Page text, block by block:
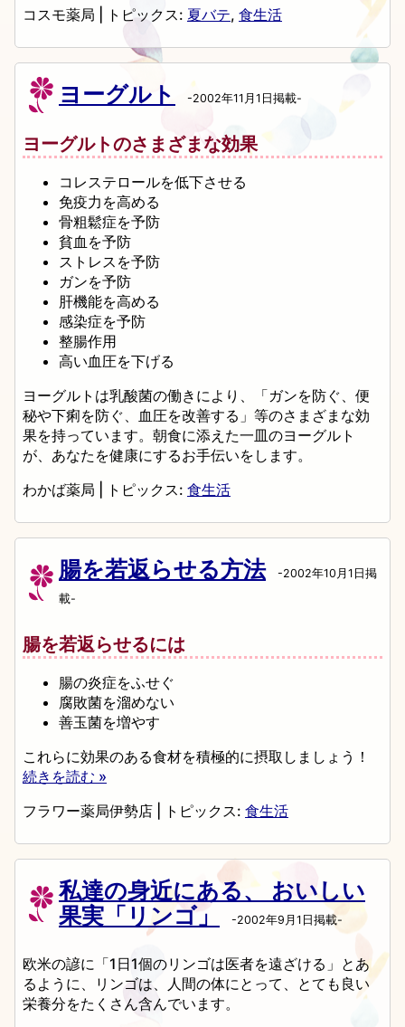
コスモ薬局
トピックス: 夏バテ, 食生活
ヨーグルト -2002年11月1日掲載-
ヨーグルトのさまざまな効果
コレステロールを低下させる
免疫力を高める
骨粗鬆症を予防
貧血を予防
ストレスを予防
ガンを予防
肝機能を高める
感染症を予防
整腸作用
高い血圧を下げる
ヨーグルトは乳酸菌の働きにより、「ガンを防ぐ、便
秘や下痢を防ぐ、血圧を改善する」等のさまざまな効
果を持っています。朝食に添えた一皿のヨーグルト
が、あなたを健康にするお手伝いをします。
わかば薬局
トピックス: 食生活
腸を若返らせる方法-2002年10月1日掲
載-
腸を若返らせるには
腸の炎症をふせぐ
腐敗菌を溜めない
善玉菌を増やす
これらに効果のある食材を積極的に摂取しましょう！
続きを読む »
フラワー薬局伊勢店
トピックス: 食生活
私達の身近にある、 おいしい
果実「リンゴ」
-2002年9月1日掲載-
欧米の諺に「1日1個のリンゴは医者を遠ざける」とあ
るように、リンゴは、人間の体にとって、とても良い
栄養分をたくさん含んでいます。